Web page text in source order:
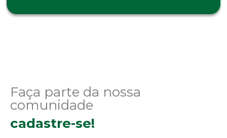
Faça parte da nossa
comunidade
cadastre-se!